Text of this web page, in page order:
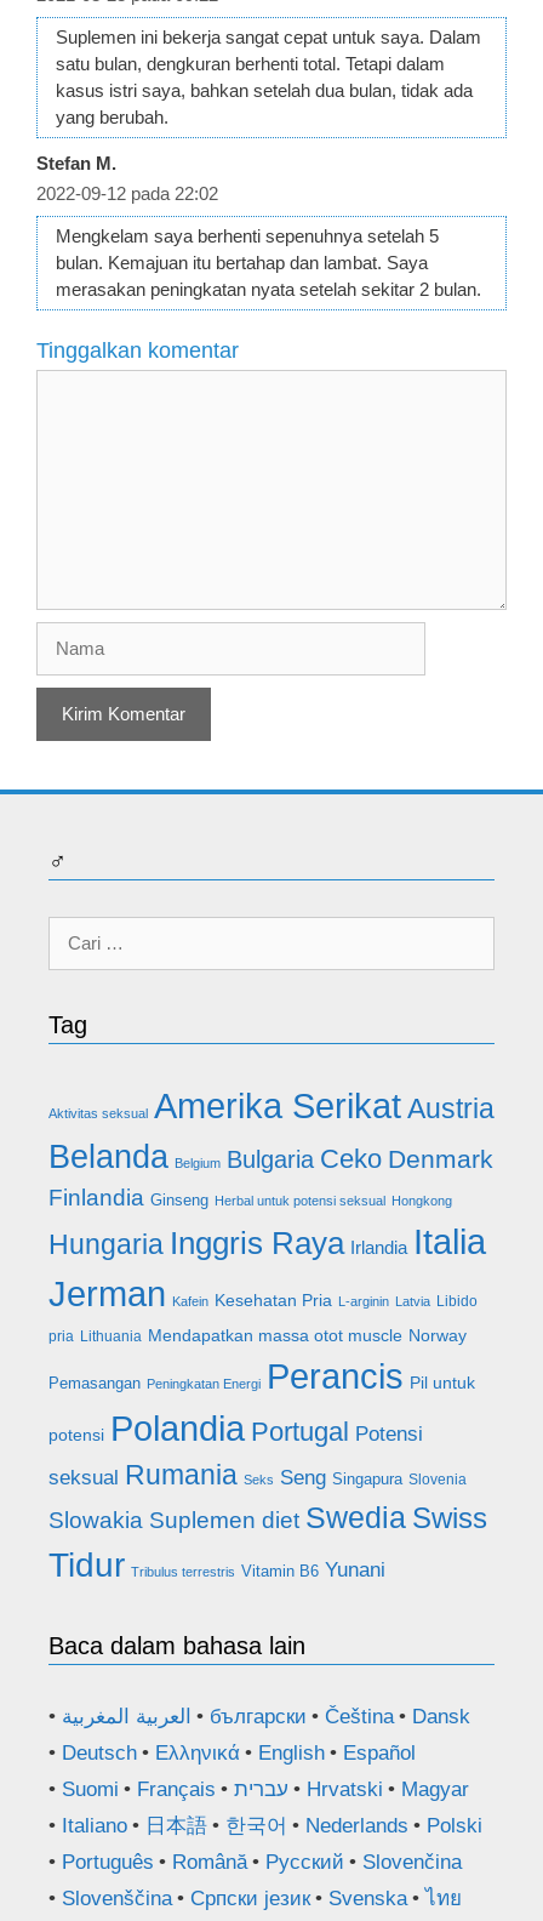
Suplemen ini bekerja sangat cepat untuk saya. Dalam
satu bulan, dengkuran berhenti total. Tetapi dalam
kasus istri saya, bahkan setelah dua bulan, tidak ada
yang berubah.
Stefan M.
2022-09-12 pada 22:02
Mengkelam saya berhenti sepenuhnya setelah 5
bulan. Kemajuan itu bertahap dan lambat. Saya
merasakan peningkatan nyata setelah sekitar 2 bulan.
Tinggalkan komentar
♂
Tag
Aktivitas seksual Amerika SerikatAustria
Belanda Belgium Bulgaria Ceko Denmark
Finlandia Ginseng Herbal untuk potensi seksual Hongkong
Hungaria Inggris Raya Irlandia Italia
Jerman Kafein Kesehatan Pria L-arginin Latvia Libido
pria Lithuania Mendapatkan massa otot muscle Norway
Pemasangan Peningkatan Energi Perancis Pil untuk
potensi Polandia Portugal Potensi
seksual Rumania Seks Seng Singapura Slovenia
Slowakia Suplemen diet Swedia Swiss
Tidur Tribulus terrestris Vitamin B6 Yunani
Baca dalam bahasa lain
العربية المغربية български Čeština
Dansk
Deutsch
Ελληνικά English
Español
Suomi
Français עברית Hrvatski
Magyar
Italiano
日本語 한국어 Nederlands
Polski
Português
Română Русский
Slovenčina
Slovenščina
Српски језик Svenska
ไทย